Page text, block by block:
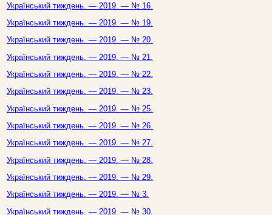
Український тиждень. — 2019. — № 16.
Український тиждень. — 2019. — № 19.
Український тиждень. — 2019. — № 20.
Український тиждень. — 2019. — № 21.
Український тиждень. — 2019. — № 22.
Український тиждень. — 2019. — № 23.
Український тиждень. — 2019. — № 25.
Український тиждень. — 2019. — № 26.
Український тиждень. — 2019. — № 27.
Український тиждень. — 2019. — № 28.
Український тиждень. — 2019. — № 29.
Український тиждень. — 2019. — № 3.
Український тиждень. — 2019. — № 30.